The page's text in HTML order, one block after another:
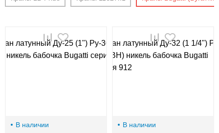
В наличии
В наличии
8-
00-
00